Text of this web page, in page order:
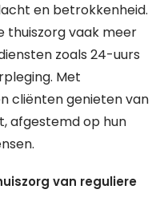
en betrokkenheid.
thuiszorg vaak meer
zoals 24-uurs
Met
cliënten genieten van
afgestemd op hun
van reguliere